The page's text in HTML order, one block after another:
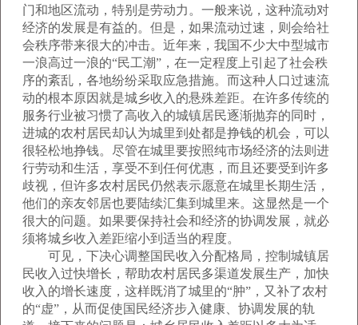
门和地区流动，特别是劳动力。一般来说，这种流动对
经济的发展是有益的。但是，如果流动过速，则会给社
会秩序带来很大的冲击。近年来，我国不少大中型城市
一浪高过一浪的“民工潮”，在一定程度上引起了社会秩
序的紊乱，各地纷纷采取应急措施。而这种人口过速流
动的根本原因就是城乡收入的悬殊差距。在许多传统的
服务行业被习惯了高收入的城镇居民逐渐抛弃的同时，
进城的农村居民却认为城里到处都是挣钱的机会，可以
很轻松地挣钱。尽管在城里要按照纯市场经济的法则进
行劳动和生活，享受不到任何优惠，而且还要受到许多
歧视，但许多农村居民仍然表示愿意在城里长期生活，
他们的亲友邻居也要陆续汇集到城里来。这显然是一个
很大的问题。如果要保持社会和经济的协调发展，就必
须将城乡收入差距缩小到适当的程度。
可见，下决心调整国民收入分配格局，控制城镇居
民收入过快增长，帮助农村居民多渠道发展生产，加快
收入的增长速度，这样既消了城里的“肿”，又补了农村
的“虚”，从而促使国民经济步入健康、协调发展的轨